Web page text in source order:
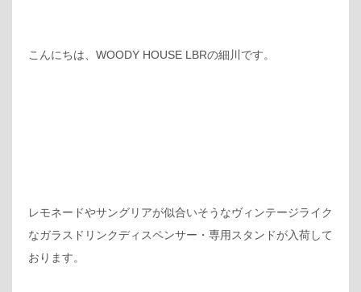
こんにちは、WOODY HOUSE LBRの細川です。
レモネードやサングリアが似合いそうなヴィンテージライク
なガラスドリンクディスペンサー・専用スタンドが入荷して
おります。